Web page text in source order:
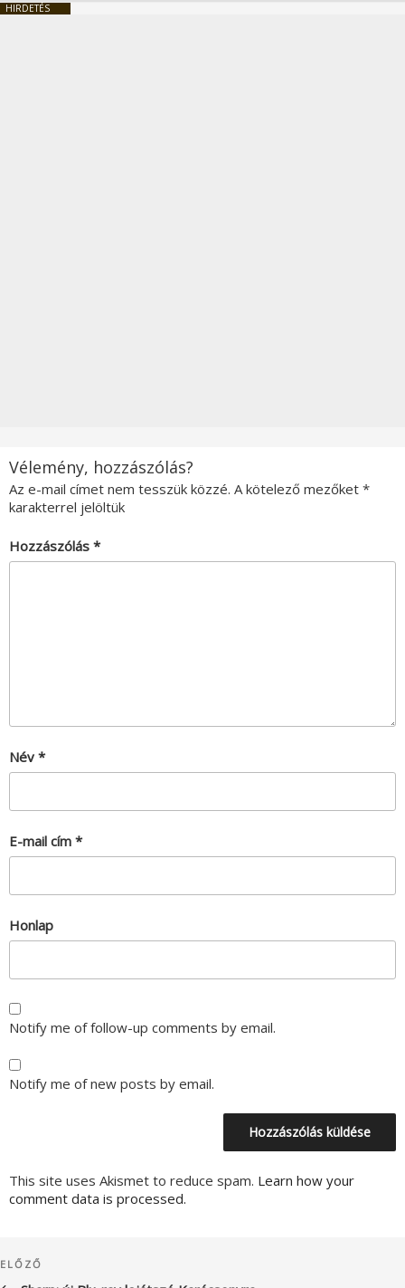
HIRDETÉS
Vélemény, hozzászólás?
Az e-mail címet nem tesszük közzé. A kötelező mezőket *
karakterrel jelöltük
Hozzászólás *
Név *
E-mail cím *
Honlap
Notify me of follow-up comments by email.
Notify me of new posts by email.
This site uses Akismet to reduce spam. Learn how your
comment data is processed.
navigáció
Korábbi
bejegyzés
ELŐZŐ